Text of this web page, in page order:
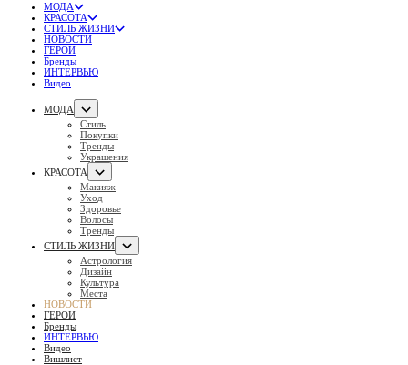
МОДА
КРАСОТА
СТИЛЬ ЖИЗНИ
НОВОСТИ
ГЕРОИ
Бренды
ИНТЕРВЬЮ
Видео
МОДА
Стиль
Покупки
Тренды
Украшения
КРАСОТА
Макияж
Уход
Здоровье
Волосы
Тренды
СТИЛЬ ЖИЗНИ
Астрология
Дизайн
Культура
Места
НОВОСТИ
ГЕРОИ
Бренды
ИНТЕРВЬЮ
Видео
Вишлист